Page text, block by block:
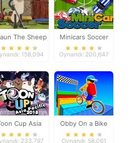
The Sheep
Baahmy Golf
158,094
Minicars Soccer
Oynandı: 200,647
Cup Asia
Pacific 2018
233,797
Obby On a Bike
Oynandı: 58,061